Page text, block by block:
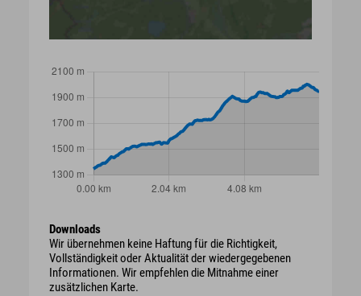
Downloads
Wir übernehmen keine Haftung für die Richtigkeit,
Vollständigkeit oder Aktualität der wiedergegebenen
Informationen. Wir empfehlen die Mitnahme einer
zusätzlichen Karte.